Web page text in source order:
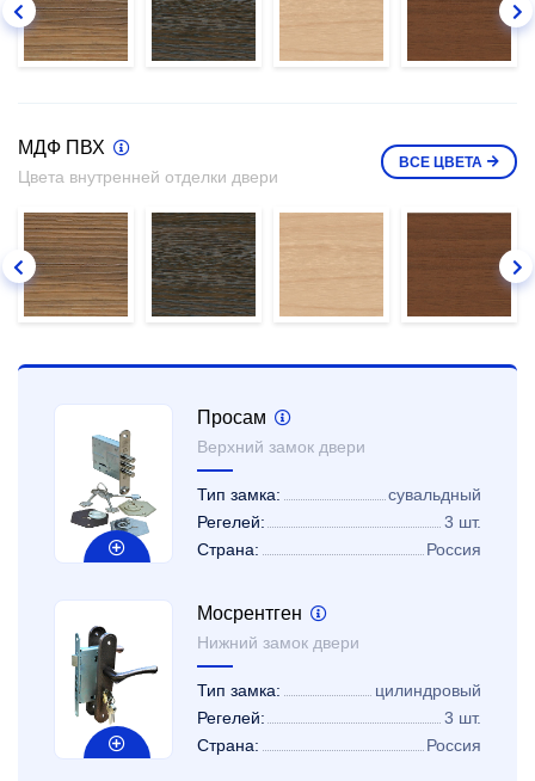
МДФ ПВХ
Цвета внутренней отделки двери
ВСЕ ЦВЕТА
Просам
Верхний замок двери
Тип замка:
сувальдный
Регелей:
3 шт.
Страна:
Россия
Мосрентген
Нижний замок двери
Тип замка:
цилиндровый
Регелей:
3 шт.
Страна:
Россия